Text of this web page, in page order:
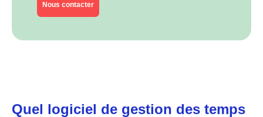
Nous contacter
Quel logiciel de gestion des temps